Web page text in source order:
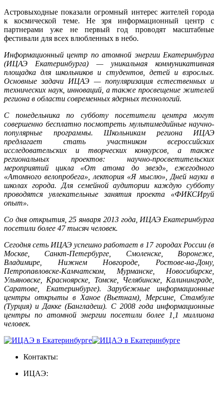
Астровыходные показали огромный интерес жителей города
к космической теме. Не зря информационный центр с
партнерами уже не первый год проводят масштабные
фестивали для всех влюбленных в небо.
Информационный центр по атомной энергии Екатеринбурга
(ИЦАЭ Екатеринбурга) — уникальная коммуникативная
площадка для школьников и студентов, детей и взрослых.
Основные задачи ИЦАЭ — популяризация естественных и
технических наук, инноваций, а также просвещение жителей
региона в области современных ядерных технологий.
С понедельника по субботу посетители центра могут
совершенно бесплатно посмотреть мультимедийные научно-
популярные программы. Школьникам региона ИЦАЭ
предлагает стать участником всероссийских
исследовательских и творческих конкурсов, а также
региональных проектов: научно-просветительских
мероприятий цикла «От атома до звезд», ежегодного
«Атомного велопробега», лектория «Я мыслю», Дней науки в
школах города. Для семейной аудитории каждую субботу
проводятся увлекательные занятия проекта «ФИКСИруй
опыт».
Со дня открытия, 25 января 2013 года, ИЦАЭ Екатеринбурга
посетили более 47 тысяч человек.
Сегодня сеть ИЦАЭ успешно работает в 17 городах России (в
Москве, Санкт-Петербурге, Смоленске, Воронеже,
Владимире, Нижнем Новгороде, Ростове-на-Дону,
Петропавловске-Камчатском, Мурманске, Новосибирске,
Ульяновске, Красноярске, Томске, Челябинске, Калининграде,
Саратове, Екатеринбурге). Зарубежные информационные
центры открыты в Ханое (Вьетнам), Мерсине, Стамбуле
(Турция) и Дакке (Бангладеш). С 2008 года информационные
центры по атомной энергии посетили более 1,1 миллиона
человек.
Контакты:
ИЦАЭ: